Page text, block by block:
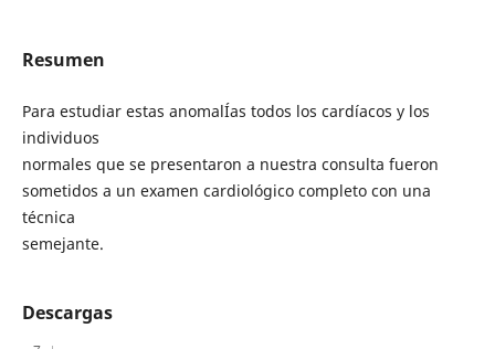
Resumen
Para estudiar estas anomalÍas todos los cardíacos y los
individuos
normales que se presentaron a nuestra consulta fueron
sometidos a un examen cardiológico completo con una
técnica
semejante.
Descargas